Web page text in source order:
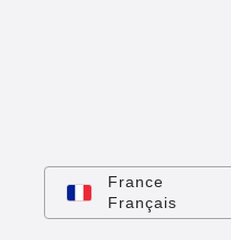
France
Français